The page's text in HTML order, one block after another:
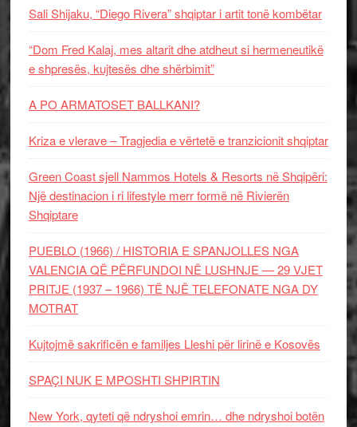
Sali Shijaku, “Diego Rivera” shqiptar i artit tonë kombëtar
“Dom Fred Kalaj, mes altarit dhe atdheut si hermeneutikë
e shpresës, kujtesës dhe shërbimit”
A PO ARMATOSET BALLKANI?
Kriza e vlerave – Tragjedia e vërtetë e tranzicionit shqiptar
Green Coast sjell Nammos Hotels & Resorts në Shqipëri:
Një destinacion i ri lifestyle merr formë në Rivierën
Shqiptare
PUEBLO (1966) / HISTORIA E SPANJOLLES NGA
VALENCIA QË PËRFUNDOI NË LUSHNJE — 29 VJET
PRITJE (1937 – 1966) TË NJË TELEFONATE NGA DY
MOTRAT
Kujtojmë sakrificën e familjes Lleshi për lirinë e Kosovës
SPAÇI NUK E MPOSHTI SHPIRTIN
New York, qyteti që ndryshoi emrin… dhe ndryshoi botën